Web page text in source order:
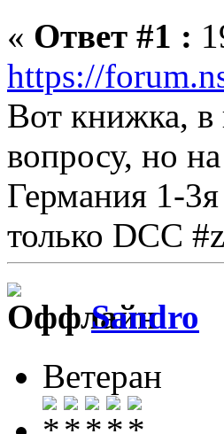
« Ответ #1 :
https://
Вот книжка,
вопросу, но
Германия 1-
только DCC
Sandro
Ветеран